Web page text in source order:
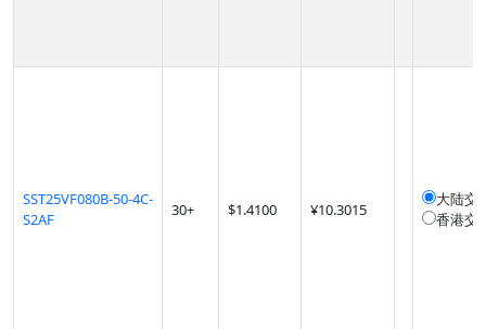
SST25VF080B-50-4C-
S2AF
30+ $1.4100 ¥10.3015
大陆交
香港交